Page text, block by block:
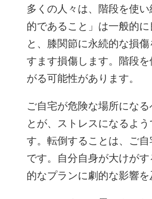
多くの人々は、階段を使
的であること」は一般的
と、膝関節に永続的な損
すます損傷します。階段
がる可能性があります。
ご自宅が危険な場所にな
とが、ストレスになるよ
す。転倒することは、ご
です。自分自身が大けが
的なプランに劇的な影響を